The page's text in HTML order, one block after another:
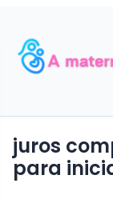
juros
para